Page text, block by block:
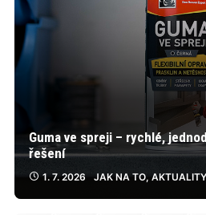
Guma ve spreji – rychlé,
řešení
1. 7. 2026 JAK NA TO, AKTUALITY